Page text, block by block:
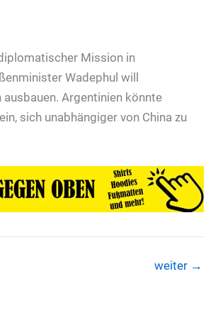
Mission in
Wadephul will
Argentinien könnte
sich unabhängiger von China zu
weiter →